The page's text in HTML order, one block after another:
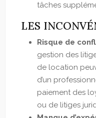
tâches
LES
Risque de
gestion des
de location
d’un
paiement des
ou de litiges